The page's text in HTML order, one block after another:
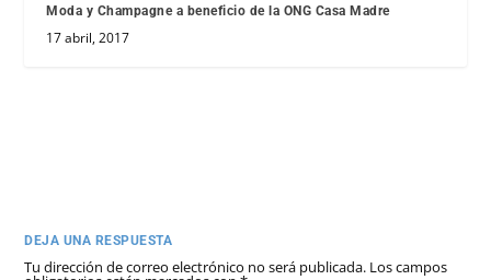
Moda y Champagne a beneficio de la ONG Casa Madre
17 abril, 2017
DEJA UNA RESPUESTA
Tu dirección de correo electrónico no será publicada. Los campos